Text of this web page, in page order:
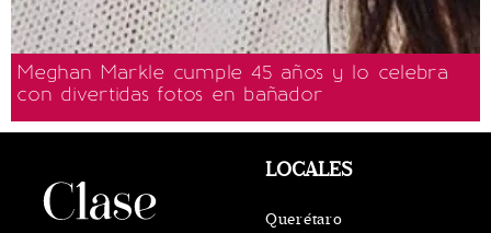
Meghan Markle cumple 45 años y lo celebra
con divertidas fotos en bañador
LOCALES
Querétaro